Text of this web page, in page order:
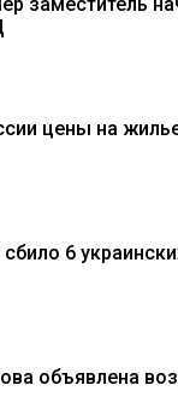
цены на
6
объявлена